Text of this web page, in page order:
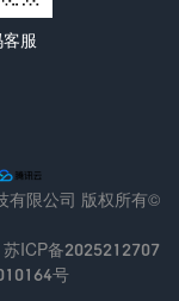
服
有限公司 版权所有©
苏ICP备2025212707
号